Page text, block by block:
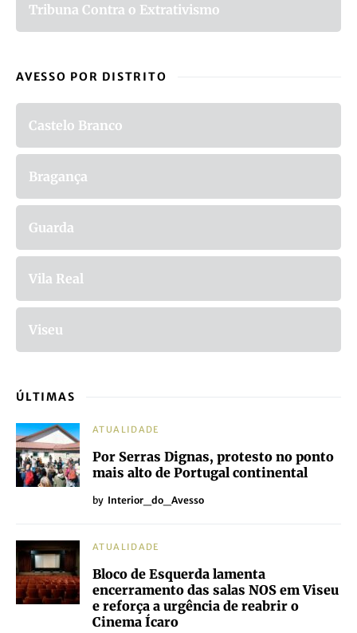
Tribuna Contra o Extrativismo
AVESSO POR DISTRITO
Castelo Branco
Bragança
Guarda
Vila Real
Viseu
ÚLTIMAS
ATUALIDADE
Por Serras Dignas, protesto no ponto
mais alto de Portugal continental
by Interior_do_Avesso
ATUALIDADE
Bloco de Esquerda lamenta
encerramento das salas NOS em Viseu
e reforça a urgência de reabrir o
Cinema Ícaro